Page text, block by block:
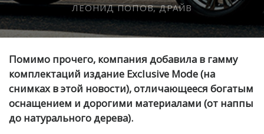
ЛЕОНИД ПОПОВ, ДРАЙВ
Помимо прочего, компания добавила в гамму
комплектаций издание Exclusive Mode (на
снимках в этой новости), отличающееся богатым
оснащением и дорогими материалами (от наппы
до натурального дерева).